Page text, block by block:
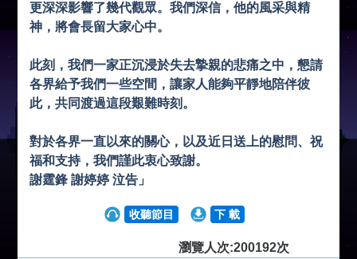
更深深影響了幾代觀眾。我們深信，他的風采與精
神，將會長留大家心中。
此刻，我們一家正沉浸於失去摯親的悲痛之中，懇請
各界給予我們一些空間，讓家人能夠平靜地陪伴彼
此，共同渡過這段艱難時刻。
對於各界一直以來的關心，以及近日送上的慰問、祝
福和支持，我們謹此衷心致謝。
謝霆鋒 謝婷婷 泣告」
收聽節目 下 載
瀏覽人次:200192次